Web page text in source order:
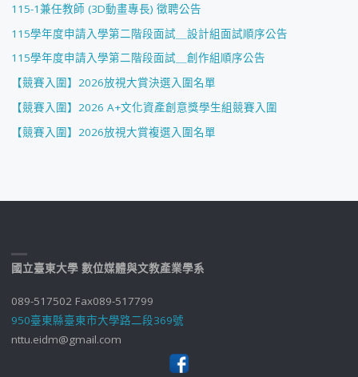
115-1兼任教師 (3D動畫專長) 徵聘公告
115學年度申請入學第二階段面試＿設計組面試順序公告
115學年度申請入學第二階段面試＿創作組順序公告
【競賽入圍】2026放視大賞決選入圍名單
【競賽入圍】2026 A+文化資產創意獎學生組競賽入圍
【競賽入圍】2026放視大賞複選入圍名單
國立臺東大學 數位媒體與文教產業學系
089-517502 Fax089-517799
950臺東縣臺東市大學路二段369號
nttu.eidm@gmail.com